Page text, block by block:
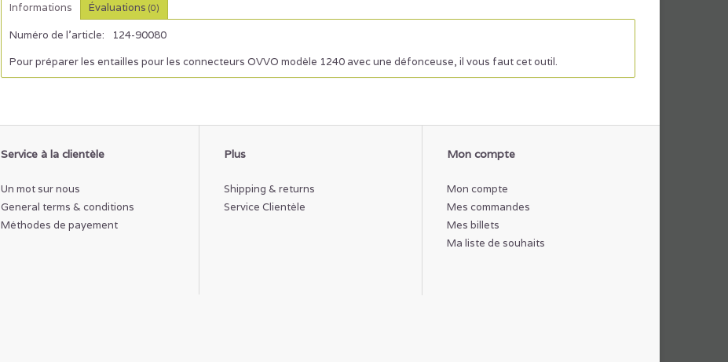
Informations Évaluations (0)
Numéro de l'article:
124-90080
Pour préparer les entailles pour les connecteurs OVVO modèle 1240 avec une défonceuse, il vous faut cet outil.
Service à la clientèle
Un mot sur nous
General terms & conditions
Méthodes de payement
Plus
Shipping & returns
Service Clientèle
Mon compte
Mon compte
Mes commandes
Mes billets
Ma liste de souhaits